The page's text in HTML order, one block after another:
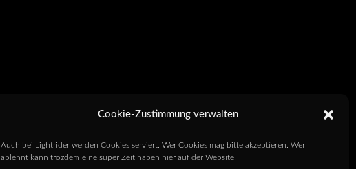
Cookie-Zustimmung verwalten
Auch bei Lightrider werden Cookies serviert. Wer Cookies mag bitte akzeptieren. Wer
ablehnt kann trozdem eine super Zeit haben hier auf der Website!